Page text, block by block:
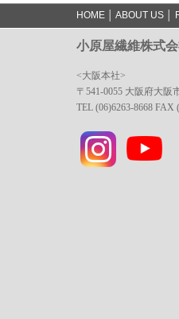
HOME ABOUT US
小原屋繊維株式
<大阪本社>
〒541-0055 大阪府大
TEL (06)6263-8668 FAX